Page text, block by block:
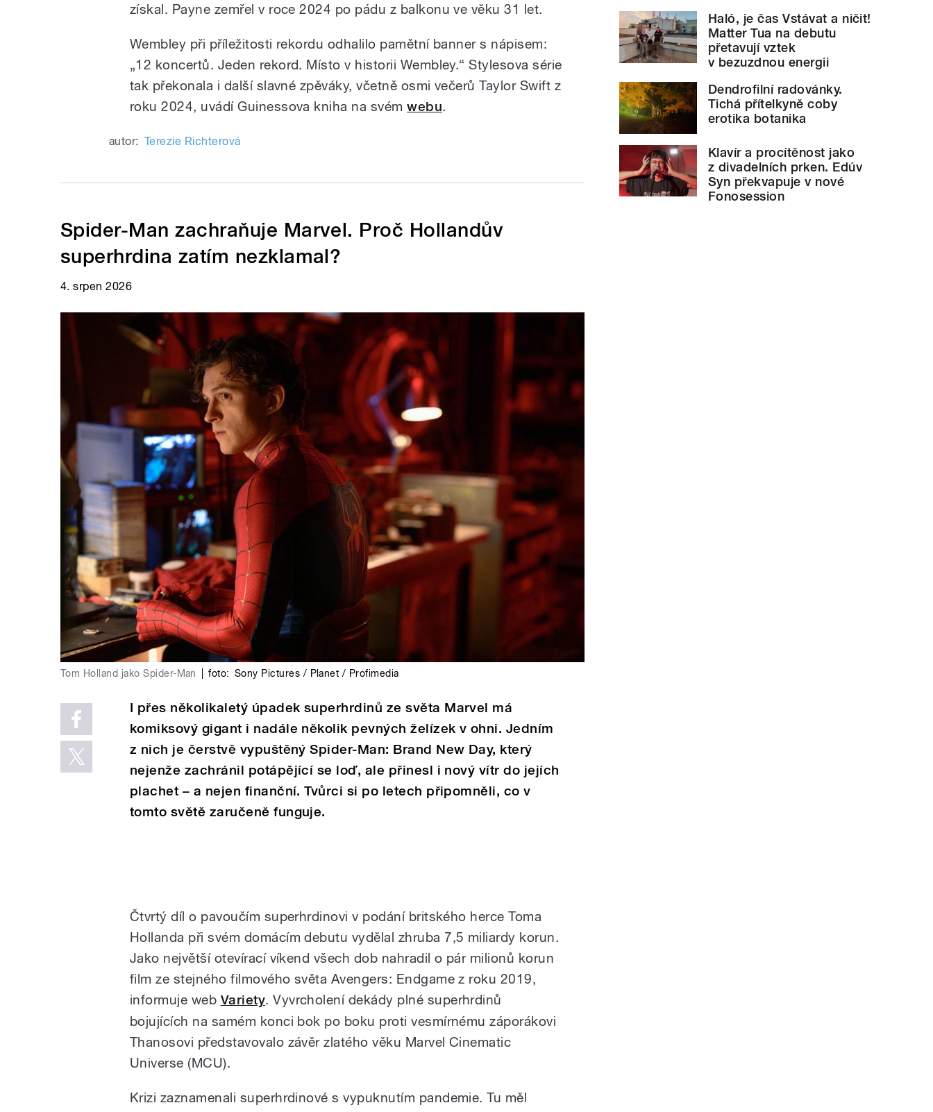
získal. Payne zemřel v roce 2024 po pádu z balkonu ve věku 31 let.
Wembley při příležitosti rekordu odhalilo pamětní banner s nápisem:
„12 koncertů. Jeden rekord. Místo v historii Wembley.“ Stylesova série
tak překonala i další slavné zpěváky, včetně osmi večerů Taylor Swift z
roku 2024, uvádí Guinessova kniha na svémwebu.
autor: Terezie Richterová
Spider-Man zachraňuje Marvel. Proč Hollandův
superhrdina zatím nezklamal?
4. srpen 2026
Tom Holland jako Spider-Man foto: Sony Pictures / Planet / Profimedia
I přes několikaletý úpadek superhrdinů ze světa Marvel má
komiksový gigant i nadále několik pevných želízek v ohni. Jedním
z nich je čerstvě vypuštěný Spider-Man: Brand New Day, který
nejenže zachránil potápějící se loď, ale přinesl i nový vítr do jejích
plachet – a nejen finanční. Tvůrci si po letech připomněli, co v
tomto světě zaručeně funguje.
Čtvrtý díl o pavoučím superhrdinovi v podání britského herce Toma
Hollanda při svém domácím debutu vydělal zhruba 7,5 miliardy korun.
Jako největší otevírací víkend všech dob nahradil o pár milionů korun
film ze stejného filmového světa Avengers: Endgame z roku 2019,
informuje web Variety. Vyvrcholení dekády plné superhrdinů
bojujících na samém konci bok po boku proti vesmírnému záporákovi
Thanosovi představovalo závěr zlatého věku Marvel Cinematic
Universe (MCU).
Krizi zaznamenali superhrdinové s vypuknutím pandemie. Tu měl
Haló, je čas Vstávat a ničit!
Matter Tua na debutu
přetavují vztek
v bezuzdnou energii
Dendrofilní radovánky.
Tichá přítelkyně coby
erotika botanika
Klavír a procítěnost jako
z divadelních prken. Edúv
Syn překvapuje v nové
Fonosession